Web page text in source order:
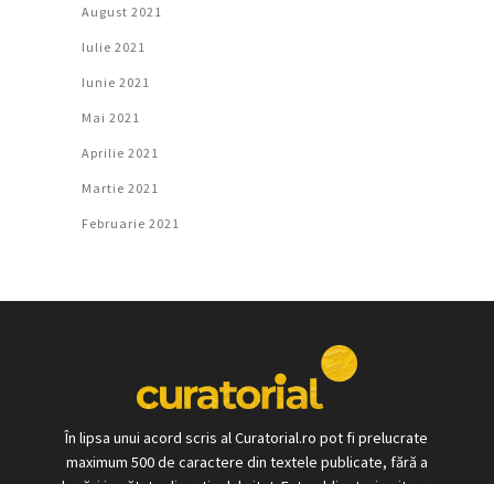
August 2021
Iulie 2021
Iunie 2021
Mai 2021
Aprilie 2021
Martie 2021
Februarie 2021
În lipsa unui acord scris al Curatorial.ro pot fi prelucrate
maximum 500 de caractere din textele publicate, fără a